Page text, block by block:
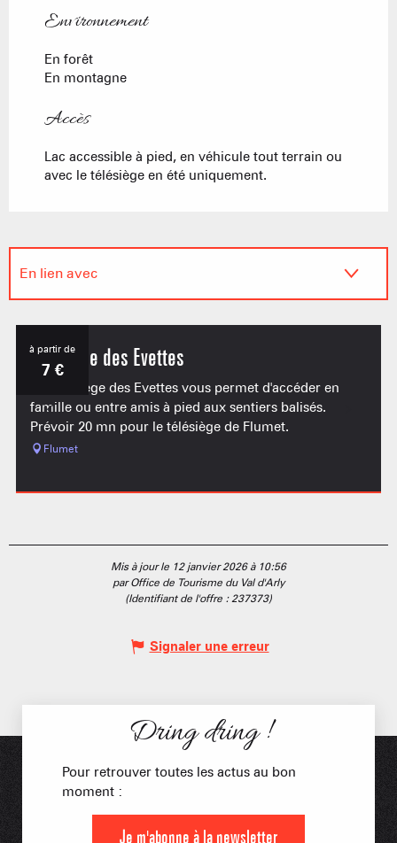
Environnement
Environnement
En forêt
En montagne
Accès
Accès
Lac accessible à pied, en véhicule tout terrain ou
avec le télésiège en été uniquement.
En lien avec
Sur place
à partir de
7€
Télésiège des Evettes
Le Télésiège des Evettes vous permet d'accéder en
famille ou entre amis à pied aux sentiers balisés.
Prévoir 20 mn pour le télésiège de Flumet.
Flumet
Mis à jour le 12 janvier 2026 à 10:56
par Office de Tourisme du Val d'Arly
(Identifiant de l'offre : 237373)
Signaler une erreur
Dring dring !
Pour retrouver toutes les actus au bon
moment :
Je m'abonne à la newsletter